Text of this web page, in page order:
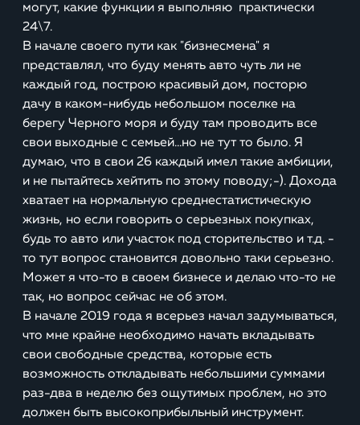
могут, какие функции я выполняю практически
24\7.
В начале своего пути как "бизнесмена" я
представлял, что буду менять авто чуть ли не
каждый год, построю красивый дом, посторю
дачу в каком-нибудь небольшом поселке на
берегу Черного моря и буду там проводить все
свои выходные с семьей...но не тут то было. Я
думаю, что в свои 26 каждый имел такие амбиции,
и не пытайтесь хейтить по этому поводу;-). Дохода
хватает на нормальную среднестатистическую
жизнь, но если говорить о серьезных покупках,
будь то авто или участок под сторительство и т.д. -
то тут вопрос становится довольно таки серьезно.
Может я что-то в своем бизнесе и делаю что-то не
так, но вопрос сейчас не об этом.
В начале 2019 года я всерьез начал задумываться,
что мне крайне необходимо начать вкладывать
свои свободные средства, которые есть
возможность откладывать небольшими суммами
раз-два в неделю без ощутимых проблем, но это
должен быть высокоприбыльный инструмент.